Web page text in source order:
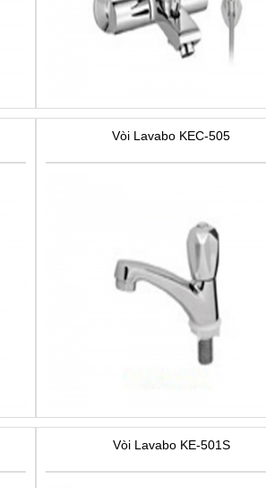
Vòi Lavabo KEC-505
Vòi Lavabo KE-501S